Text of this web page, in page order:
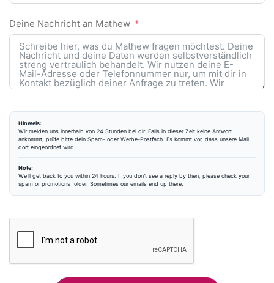
Deine Nachricht an Mathew
Hinweis:
Wir melden uns innerhalb von 24 Stunden bei dir. Falls in dieser Zeit keine Antwort
ankommt, prüfe bitte dein Spam- oder Werbe-Postfach. Es kommt vor, dass unsere Mail
dort eingeordnet wird.
Note:
We’ll get back to you within 24 hours. If you don’t see a reply by then, please check your
spam or promotions folder. Sometimes our emails end up there.